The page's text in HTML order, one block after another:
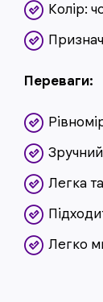
Колір:
Переваги:
Легка
Легко